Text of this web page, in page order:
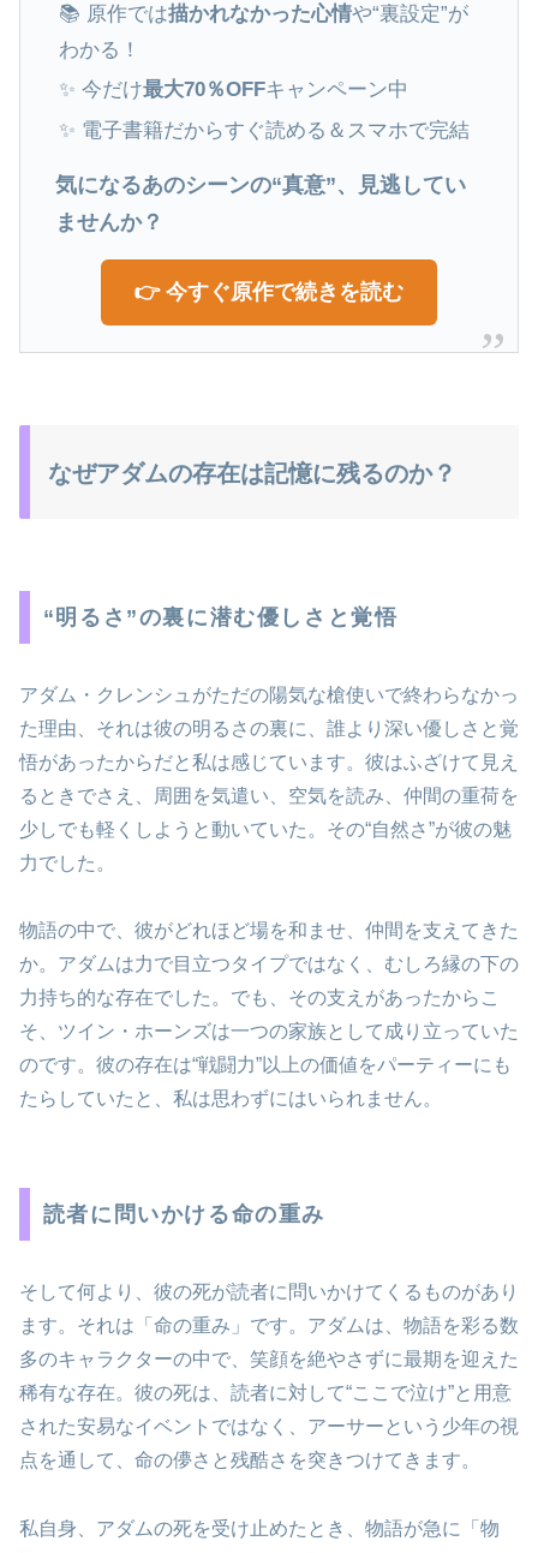
📚 原作では描かれなかった心情や“裏設定”が
わかる！
✨ 今だけ最大70％OFFキャンペーン中
✨ 電子書籍だからすぐ読める＆スマホで完結
気になるあのシーンの“真意”、見逃してい
ませんか？
👉 今すぐ原作で続きを読む
なぜアダムの存在は記憶に残るのか？
“明るさ”の裏に潜む優しさと覚悟
アダム・クレンシュがただの陽気な槍使いで終わらなかっ
た理由、それは彼の明るさの裏に、誰より深い優しさと覚
悟があったからだと私は感じています。彼はふざけて見え
るときでさえ、周囲を気遣い、空気を読み、仲間の重荷を
少しでも軽くしようと動いていた。その“自然さ”が彼の魅
力でした。
物語の中で、彼がどれほど場を和ませ、仲間を支えてきた
か。アダムは力で目立つタイプではなく、むしろ縁の下の
力持ち的な存在でした。でも、その支えがあったからこ
そ、ツイン・ホーンズは一つの家族として成り立っていた
のです。彼の存在は“戦闘力”以上の価値をパーティーにも
たらしていたと、私は思わずにはいられません。
読者に問いかける命の重み
そして何より、彼の死が読者に問いかけてくるものがあり
ます。それは「命の重み」です。アダムは、物語を彩る数
多のキャラクターの中で、笑顔を絶やさずに最期を迎えた
稀有な存在。彼の死は、読者に対して“ここで泣け”と用意
された安易なイベントではなく、アーサーという少年の視
点を通して、命の儚さと残酷さを突きつけてきます。
私自身、アダムの死を受け止めたとき、物語が急に「物